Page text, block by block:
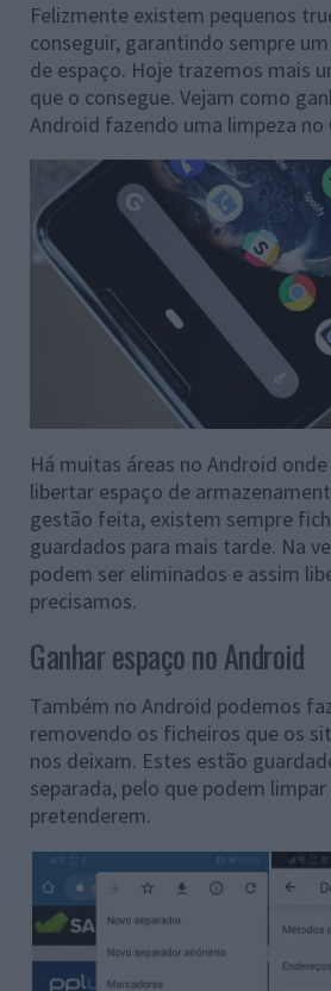
Felizmente existem pequenos
conseguir, garantindo sempre
de espaço. Hoje trazemos mais
que o consegue. Vejam como
Android fazendo uma limpeza no
Há muitas áreas no Android
libertar espaço de
gestão feita, existem sempre
guardados para mais tarde. Na
podem ser eliminados e assim
precisamos.
Ganhar espaço no Android
Também no Android podemos
removendo os ficheiros que os
nos deixam. Estes estão
separada, pelo que podem
pretenderem.